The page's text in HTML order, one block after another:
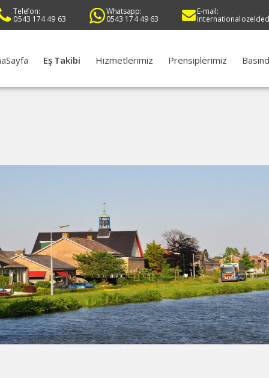
Telefon:
0543 174 49 63
Whatsapp:
0543 174 49 63
E-mail:
Eş Takibi Hizmetlerimiz Prensiplerimiz